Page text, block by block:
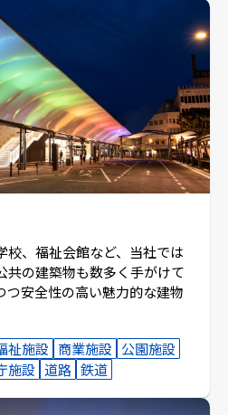
校、福祉会館など、当社では
共の建築物も数多く手がけて
つ安全性の高い魅力的な建物
祉施設 商業施設 公園施設
施設 道路 鉄道